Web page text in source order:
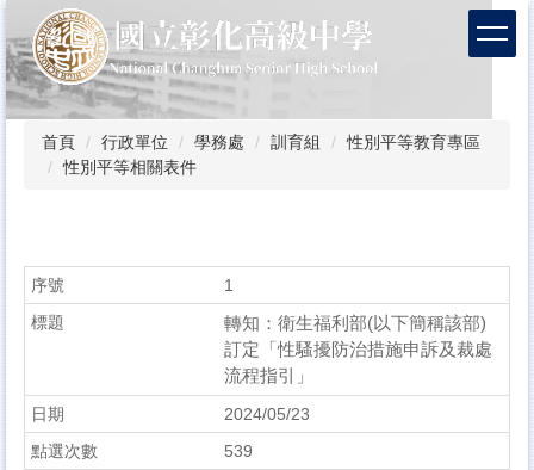
到
主
要
內
首頁 行政單位 學務處 訓育組
性別平等教育專區
性別平等相關表件
1
轉知：衛生福利部(以下簡稱該部)
訂定「性騷擾防治措施申訴及裁處
流程指引」
2024/05/23
539